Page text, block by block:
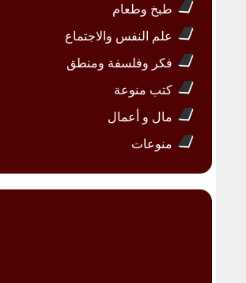
طبخ وطعام
علم النفس والاجتماع
فكر وفلسفة ومنطق
كتب منوعة
مال و أعمال
منوعات